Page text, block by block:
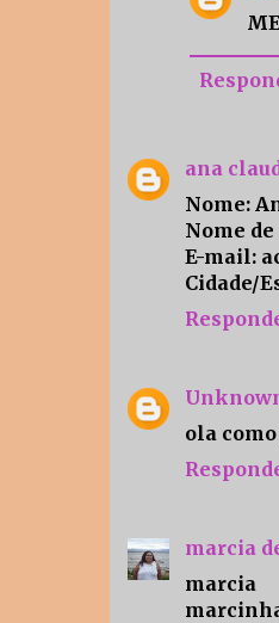
ana
Nome:
Nome
E-mail:
Cidade/
ola
marcia
marcia